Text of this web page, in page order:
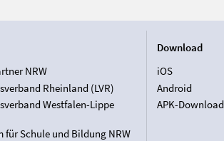
NRW
Rheinland (LVR)
Westfalen-Lippe
für Schule und Bildung NRW
Download
iOS
Android
APK-Download